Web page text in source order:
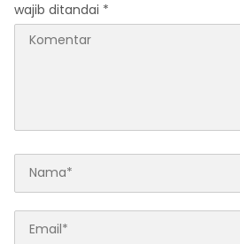
wajib ditandai *